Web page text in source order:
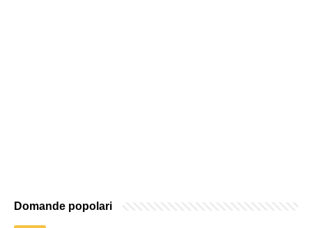
Domande popolari